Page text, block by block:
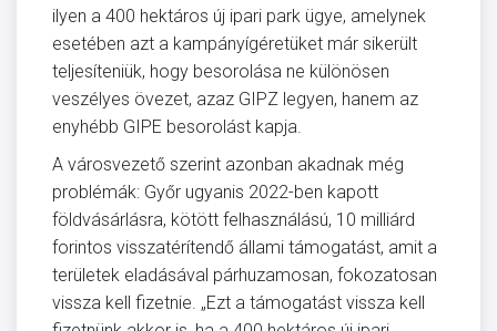
ilyen a 400 hektáros új ipari park ügye, amelynek
esetében azt a kampányígéretüket már sikerült
teljesíteniük, hogy besorolása ne különösen
veszélyes övezet, azaz GIPZ legyen, hanem az
enyhébb GIPE besorolást kapja.
A városvezető szerint azonban akadnak még
problémák: Győr ugyanis 2022-ben kapott
földvásárlásra, kötött felhasználású, 10 milliárd
forintos visszatérítendő állami támogatást, amit a
területek eladásával párhuzamosan, fokozatosan
vissza kell fizetnie. „Ezt a támogatást vissza kell